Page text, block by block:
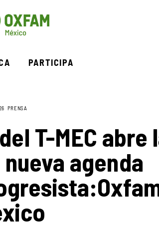
PARTICIPA
PRENSA
T-MEC abre
agenda